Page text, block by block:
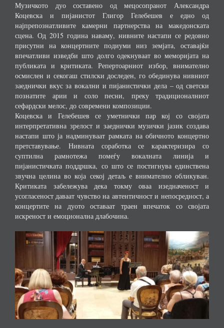
Музичкото дуо составено од мецосопранот Александра
Коцевска и пијанистот Глигор Гелебешев е едно од
најпрепознатливите камерни партнерства на македонската
сцена. Од 2015 година наваму, нивните настапи се редовно
присутни на концертните подиуми низ земјата, оставајќи
впечатливи изведби што долго одекнуваат во меморијата на
публиката и критиката. Репертоарниот избор, внимателно
осмислен и секогаш стилски доследен, го обединува нивниот
заеднички вкус за вокални и пијанистички дела – од светски
познатите арии и соло песни, преку традиционалниот
сефардски мелос, до современи композиции.
Коцевска и Гелебешев се уметнички пар кој со својата
интерпретативна зрелост и заеднички музички јазик создава
настапи што ја надминуваат рамката на обичното концертно
претставување. Нивната соработка се карактеризира со
суптилна рамнотежа помеѓу вокалната линија и
пијанистичката поддршка, со што се постигнува единствена
звучна целина во која секој детаљ е внимателно обликуван.
Критиката забележува дека токму оваа изедначеност и
усогласеност даваат чувство на автентичност и непосредност, а
концертите на дуото оставаат траен впечаток со својата
искреност и емоционална длабочина.